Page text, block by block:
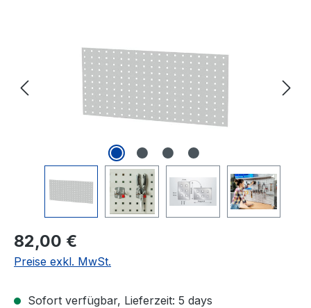
Regulärer Preis:
82,00 €
Preise exkl. MwSt.
Sofort verfügbar, Lieferzeit: 5 days